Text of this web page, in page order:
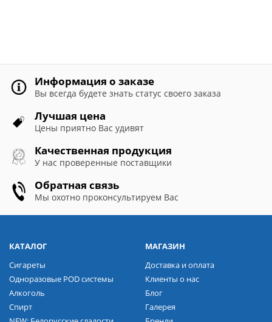
Информация о заказе
Вы всегда будете знать статус своего заказа
Лучшая цена
Цены приятно Вас удивят
Качественная продукция
У нас проверенные поставщики
Обратная связь
Мы охотно проконсультируем Вас
КАТАЛОГ
Сигареты
Одноразовые POD системы
Алкоголь
Спирт
МАГАЗИН
Доставка и оплата
Клиенты о нас
Блог
Галерея